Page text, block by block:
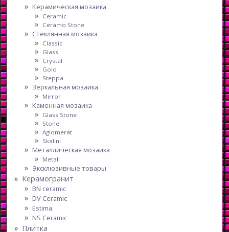
Керамическая мозаика
Ceramic
Ceramo Stone
Стеклянная мозаика
Classic
Glass
Crystal
Gold
Steppa
Зеркальная мозаика
Mirror
Каменная мозаика
Glass Stone
Stone
Aglomerat
Skalini
Металлическая мозаика
Metall
Эксклюзивные товары
Керамогранит
BN ceramic
DV Ceramic
Estima
NS Ceramic
Плитка